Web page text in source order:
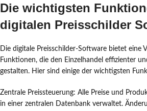
Die wichtigsten
digitalen Preisschilder
Die digitale Preisschilder-Software bietet eine
Funktionen, die den Einzelhandel effizienter
gestalten. Hier sind einige der wichtigsten
Zentrale Preissteuerung: Alle Preise und
in einer zentralen Datenbank verwaltet.